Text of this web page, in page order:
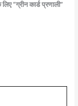
“ग्रीन कार्ड प्रणाली”